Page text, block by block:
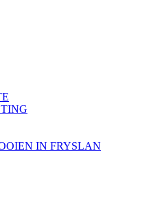
IN FRYSLAN